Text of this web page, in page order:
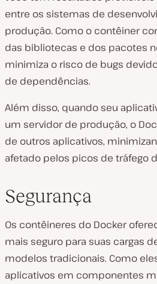
entre os sistemas de
produção. Como o contêiner
das bibliotecas e dos pacotes
minimiza o risco de bugs
de dependências.
Além disso, quando seu
um servidor de produção, o
de outros aplicativos,
afetado pelos picos de tráfego
Segurança
Os contêineres do Docker
mais seguro para suas cargas
modelos tradicionais. Como
aplicativos em componentes